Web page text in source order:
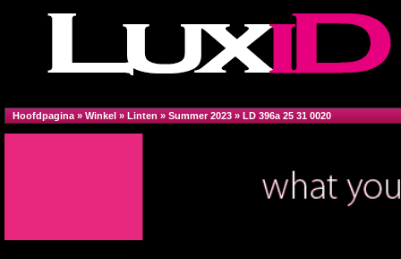
Hoofdpagina » Winkel » Linten » Summer 2023 » LD 396a 25 31 0020